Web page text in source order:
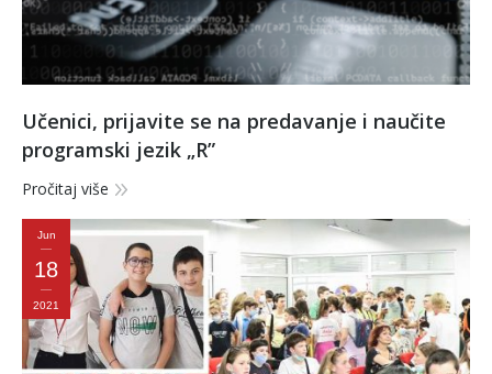
Učenici, prijavite se na predavanje i naučite
programski jezik „R”
Pročitaj više
Jun
18
2021